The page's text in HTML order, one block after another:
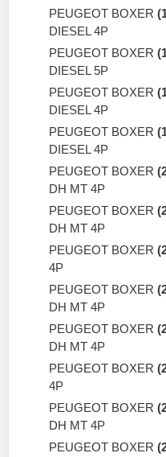
PEUGEOT BOXER
DIESEL 4P
PEUGEOT BOXER
DIESEL 5P
PEUGEOT BOXER
DIESEL 4P
PEUGEOT BOXER
DIESEL 4P
PEUGEOT BOXER
DH MT 4P
PEUGEOT BOXER
DH MT 4P
PEUGEOT BOXER
4P
PEUGEOT BOXER
DH MT 4P
PEUGEOT BOXER
DH MT 4P
PEUGEOT BOXER
4P
PEUGEOT BOXER
DH MT 4P
PEUGEOT BOXER